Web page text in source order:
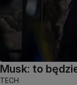
Musk: to
TECH